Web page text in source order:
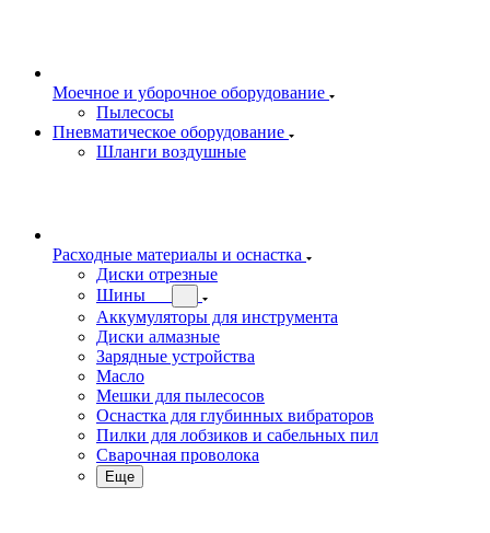
Моечное и уборочное оборудование
Пылесосы
Пневматическое оборудование
Шланги воздушные
Расходные материалы и оснастка
Диски отрезные
Шины
Аккумуляторы для инструмента
Диски алмазные
Зарядные устройства
Масло
Мешки для пылесосов
Оснастка для глубинных вибраторов
Пилки для лобзиков и сабельных пил
Сварочная проволока
Еще